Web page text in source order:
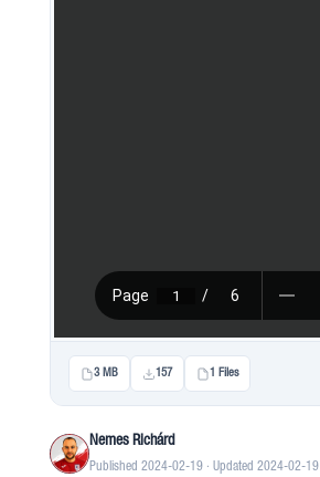
3 MB 157 1 Files
Nemes Richárd
Published 2024-02-19 · Updated 2024-02-19